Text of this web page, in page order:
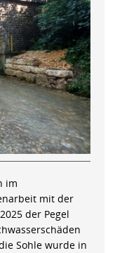
im
mit der
der Pegel
Sohle wurde in